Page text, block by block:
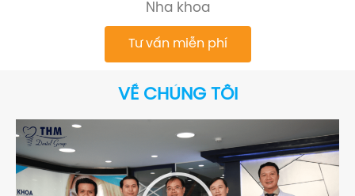
Nha khoa
Tư vấn miễn phí
VỀ CHÚNG TÔI